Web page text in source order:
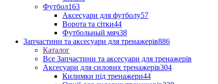
Футбол163
Аксесуари для футболу57
Ворота та сітки44
Футбольный мяч38
Запчастини та аксесуари для тренажерів886
Каталог
Все Запчастини та аксесуари для тренажерів
Аксесуари для силових тренажерів304
Килимки під тренажери44